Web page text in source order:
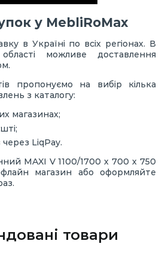
у MebliRoMax
в Україні по всіх регіонах. В
можливе доставлення
пропонуємо на вибір кілька
з каталогу:
магазинах;
LiqPay.
MAXI V 1100/1700 х 700 х 750
магазин або оформляйте
товари